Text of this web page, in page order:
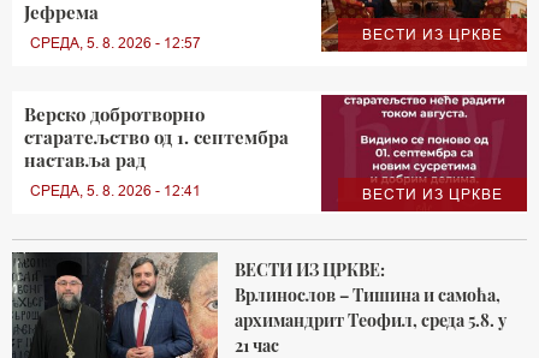
ВЕСТИ ИЗ ЦРКВЕ
Јефрема
СРЕДА, 5. 8. 2026 - 12:57
ВЕСТИ ИЗ ЦРКВЕ
Верско добротворно
старатељство од 1. септембра
наставља рад
СРЕДА, 5. 8. 2026 - 12:41
ВЕСТИ ИЗ ЦРКВЕ:
Врлинослов – Тишина и самоћа,
архимандрит Теофил, среда 5.8. у
21 час